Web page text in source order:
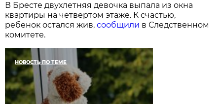
В Бресте двухлетняя девочка выпала из окна
квартиры на четвертом этаже. К счастью,
ребенок остался жив,сообщили в Следственном
комитете.
НОВОСТЬ ПО ТЕМЕ